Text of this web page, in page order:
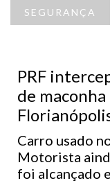
SEGURANÇA
PRF
de
Carro usado
Motorista
foi alcançado